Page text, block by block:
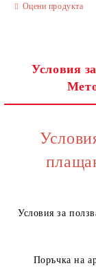
Съгласен
Оцени продукта
Условия
Условия за
Поръчка на